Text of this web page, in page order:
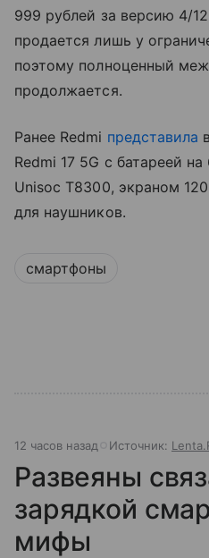
999 рублей за версию 4/
продается лишь у
поэтому полноценный
продолжается.
Ранее Redmi представила
Redmi 17 5G с батареей
Unisoc T8300, экраном
для наушников.
смартфоны
12 часов назад Источник:
Развеяны
зарядкой
мифы